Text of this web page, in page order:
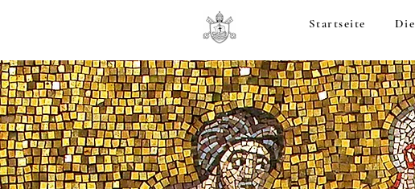
Startseite